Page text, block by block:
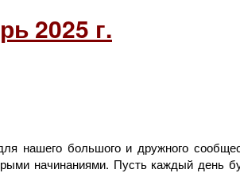
2025 г.
нашего большого и дружного
начинаниями. Пусть каждый